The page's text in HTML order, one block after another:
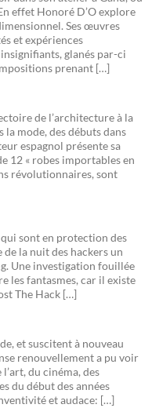
effet Honoré D’O explore
Ses œuvres
et expériences
glanés par-ci
prenant […]
de l’architecture à la
la mode, des débuts dans
espagnol présente sa
12 « robes importables en
révolutionnaires, sont
sont en protection des
la nuit des hackers un
Une investigation fouillée
les fantasmes, car il existe
The Hack […]
et suscitent à nouveau
renouvellement a pu voir
du cinéma, des
du début des années
et audace: […]